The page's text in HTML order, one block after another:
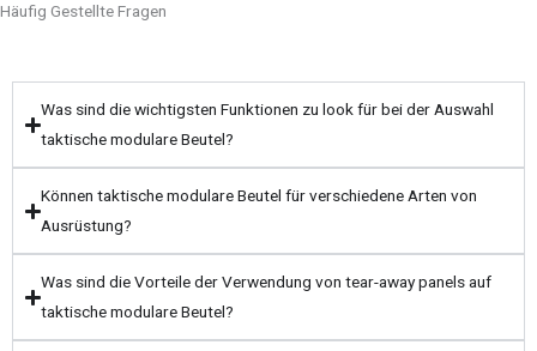
Häufig Gestellte Fragen
Was sind die wichtigsten Funktionen zu look für bei der Auswahl
taktische modulare Beutel?
Können taktische modulare Beutel für verschiedene Arten von
Ausrüstung?
Was sind die Vorteile der Verwendung von tear-away panels auf
taktische modulare Beutel?